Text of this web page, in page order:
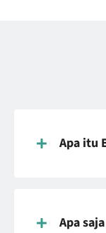
Apa itu
Apa